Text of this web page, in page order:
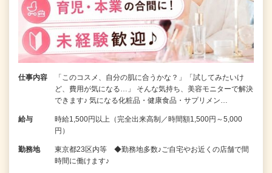
仕事内容
「このコスメ、自分の肌に合うかな？」「試してみたいけ
ど、費用が気になる…」 そんな気持ち、美容モニターで解決
できます♪ 気になる化粧品・健康食品・サプリメン…
給与
時給1,500円以上（完全出来高制／時間額1,500円～5,000
円）
勤務地
東京都23区内等 ◆勤務地多数♪ご自宅やお近くの店舗で間
時間に働けます♪